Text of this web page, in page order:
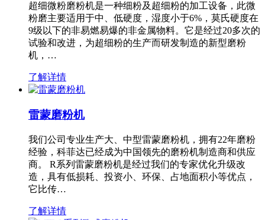
超细微粉磨粉机是一种细粉及超细粉的加工设备，此微
粉磨主要适用于中、低硬度，湿度小于6%，莫氏硬度在
9级以下的非易燃易爆的非金属物料。它是经过20多次的
试验和改进，为超细粉的生产而研发制造的新型磨粉
机，…
了解详情
雷蒙磨粉机
我们公司专业生产大、中型雷蒙磨粉机，拥有22年磨粉
经验，科菲达已经成为中国领先的磨粉机制造商和供应
商。 R系列雷蒙磨粉机是经过我们的专家优化升级改
造，具有低损耗、投资小、环保、占地面积小等优点，
它比传…
了解详情